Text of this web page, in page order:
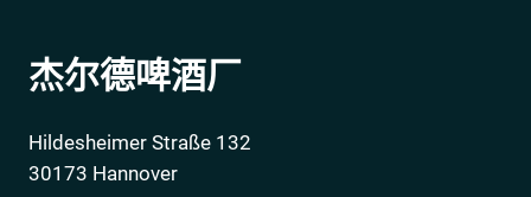
原麦汁浓度
杰尔德啤酒厂
Hildesheimer Straße 132
30173 Hannover